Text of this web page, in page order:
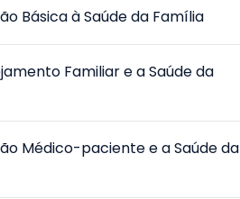
Básica à Saúde da Família
Familiar e a Saúde da
Médico-paciente e a Saúde da